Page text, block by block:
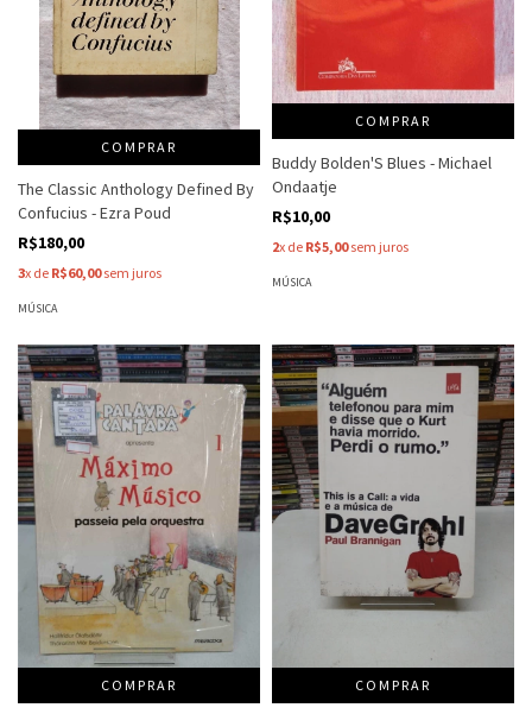
COMPRAR
The Classic Anthology Defined By
Confucius - Ezra Poud
R$180,00
3x de R$60,00sem juros
MÚSICA
COMPRAR
Buddy Bolden'S Blues - Michael
Ondaatje
R$10,00
2x de R$5,00sem juros
MÚSICA
COMPRAR COMPRAR